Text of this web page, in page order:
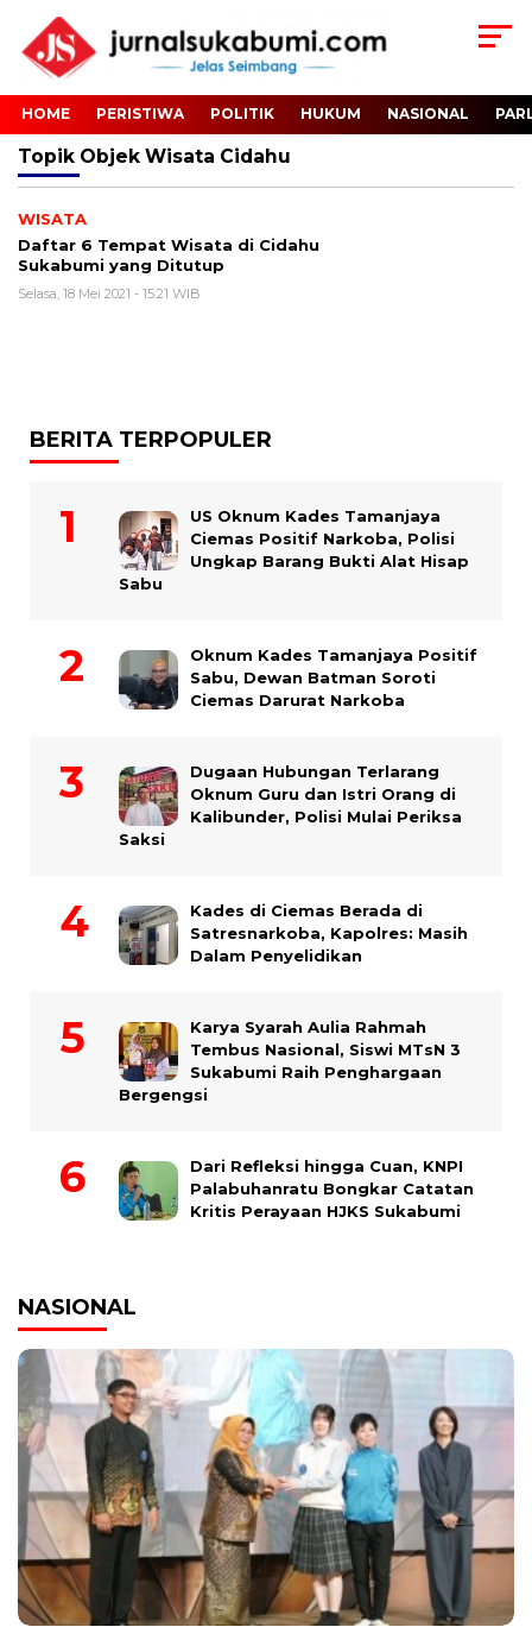
HOME PERISTIWA POLITIK HUKUM NASIONAL
Topik Objek Wisata Cidahu
WISATA
Daftar 6 Tempat Wisata di Cidahu
Sukabumi yang Ditutup
Selasa, 18 Mei 2021 - 15:21 WIB
BERITA TERPOPULER
US Oknum Kades Tamanjaya
Ciemas Positif Narkoba, Polisi
Ungkap Barang Bukti Alat Hisap
Sabu
Oknum Kades Tamanjaya Positif
Sabu, Dewan Batman Soroti
Ciemas Darurat Narkoba
Dugaan Hubungan Terlarang
Oknum Guru dan Istri Orang di
Kalibunder, Polisi Mulai Periksa
Saksi
Kades di Ciemas Berada di
Satresnarkoba, Kapolres: Masih
Dalam Penyelidikan
Karya Syarah Aulia Rahmah
Tembus Nasional, Siswi MTsN 3
Sukabumi Raih Penghargaan
Bergengsi
Dari Refleksi hingga Cuan, KNPI
Palabuhanratu Bongkar Catatan
Kritis Perayaan HJKS Sukabumi
NASIONAL